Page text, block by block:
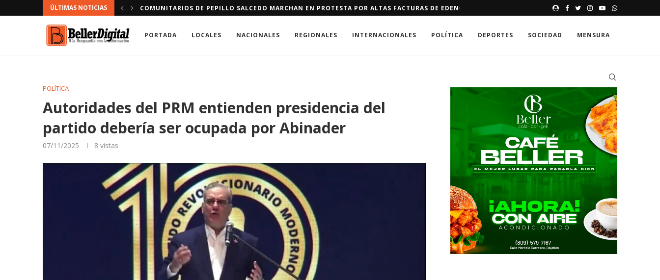
ÚLTIMAS NOTICIAS
DE EDENORTE DIRECCIÓN PROVINCIAL DE SALUD INICIA JORNADA DE ENTREGA E INSTALACIÓN DE MOSQUITEROS EN DAJABÓN MORRISON INSTA A
PORTADA LOCALES NACIONALES REGIONALES INTERNACIONALES POLÍTICA DEPORTES SOCIEDAD MENSURA
POLÍTICA
Autoridades del PRM entienden presidencia del
partido debería ser ocupada por Abinader
07/11/2025 8 vistas